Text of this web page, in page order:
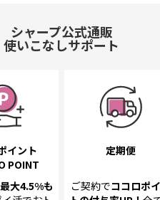
シャープ公式通販
使いこなしサポート
イント
POINT
最大4.5%も
定期便
ご契約でココロポ